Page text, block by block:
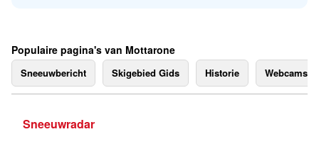
Populaire pagina's van Mottarone
Sneeuwbericht Skigebied Gids Historie Webcams
Sneeuwradar